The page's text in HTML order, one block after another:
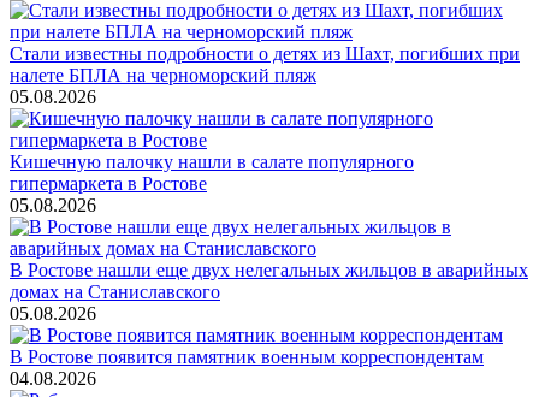
Стали известны подробности о детях из Шахт, погибших при
налете БПЛА на черноморский пляж
05.08.2026
Кишечную палочку нашли в салате популярного
гипермаркета в Ростове
05.08.2026
В Ростове нашли еще двух нелегальных жильцов в аварийных
домах на Станиславского
05.08.2026
В Ростове появится памятник военным корреспондентам
04.08.2026